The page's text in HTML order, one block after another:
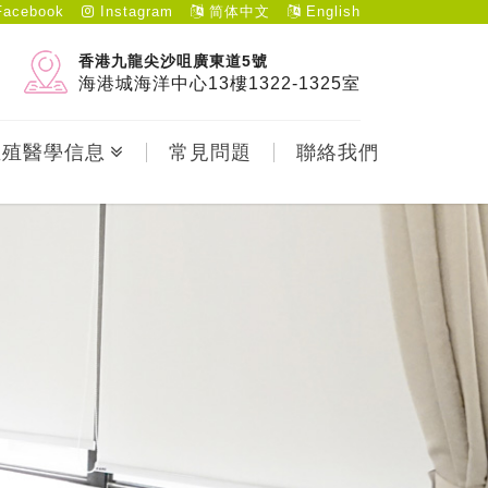
Instagram 简体中文 English
香港九龍尖沙咀廣東道5號
海港城海洋中心13樓1322-1325室
醫學信息 常見問題 聯絡我們